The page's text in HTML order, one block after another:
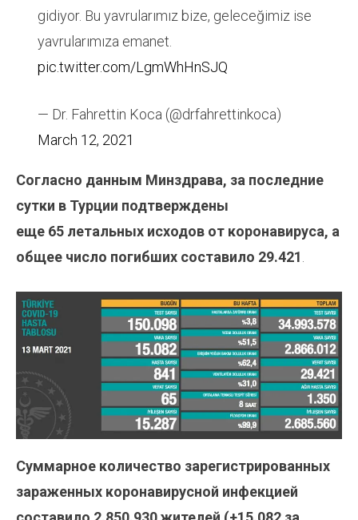
gidiyor. Bu yavrularımız bize, geleceğimiz ise
yavrularımıza emanet.
pic.twitter.com/LgmWhHnSJQ
— Dr. Fahrettin Koca (@drfahrettinkoca)
March 12, 2021
Согласно данным Минздрава, за последние
сутки в Турции подтверждены
еще 65 летальных исходов от коронавируса, а
общее число погибших составило 29.421.
Суммарное количество зарегистрированных
зараженных коронавирусной инфекцией